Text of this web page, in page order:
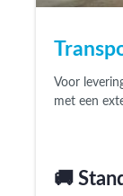
Voor
met een
🚚